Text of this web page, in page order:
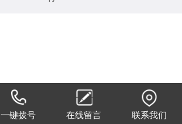
一键拨号 在线留言 联系我们